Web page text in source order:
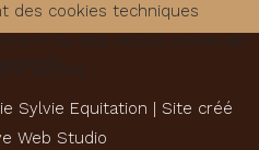
Sylvie Equitation | Site créé
Web Studio
des cookies techniques
du site. Aucun cookie de
accord.